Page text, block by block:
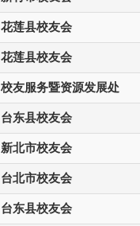
花莲县校友会
花莲县校友会
校友服务暨资源发展处
台东县校友会
新北市校友会
台北市校友会
台东县校友会